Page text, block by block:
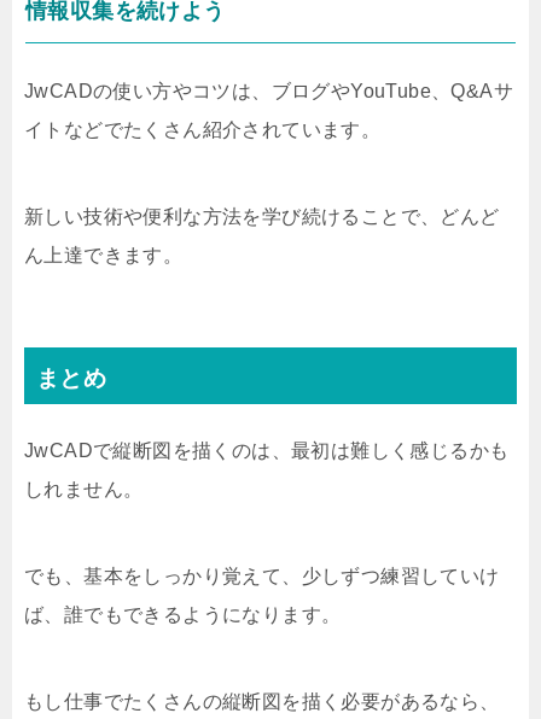
情報収集を続けよう
JwCADの使い方やコツは、ブログやYouTube、Q&Aサ
イトなどでたくさん紹介されています。
新しい技術や便利な方法を学び続けることで、どんど
ん上達できます。
まとめ
JwCADで縦断図を描くのは、最初は難しく感じるかも
しれません。
でも、基本をしっかり覚えて、少しずつ練習していけ
ば、誰でもできるようになります。
もし仕事でたくさんの縦断図を描く必要があるなら、